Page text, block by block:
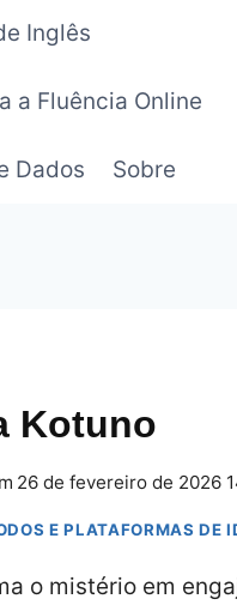
Inglês
a Fluência Online
Dados Sobre
Kotuno
26 de fevereiro de 2026
E PLATAFORMAS DE
o mistério em